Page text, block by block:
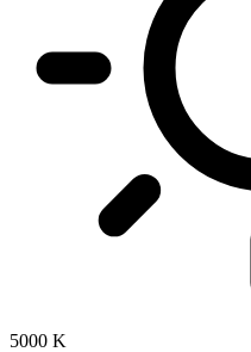
5000 K